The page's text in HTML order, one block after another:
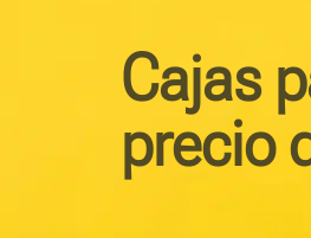
Cajas
precio